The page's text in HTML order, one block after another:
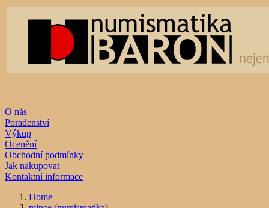
O nás
Poradenství
Výkup
Ocenění
Obchodní podmínky
Jak nakupovat
Kontaktní informace
Home